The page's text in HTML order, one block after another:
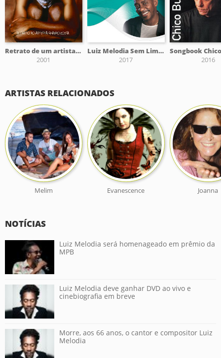
Retrato de um artista quando coisa
2001
Luiz Melodia Sem Limite
2017
2016
ARTISTAS RELACIONADOS
Melim Evanescence Joanna
NOTÍCIAS
Luiz Melodia será homenageado em prêmio da
MPB
Luiz Melodia deve ganhar DVD ao vivo e
cinebiografia em breve
Morre, aos 66 anos, o cantor e compositor Luiz
Melodia